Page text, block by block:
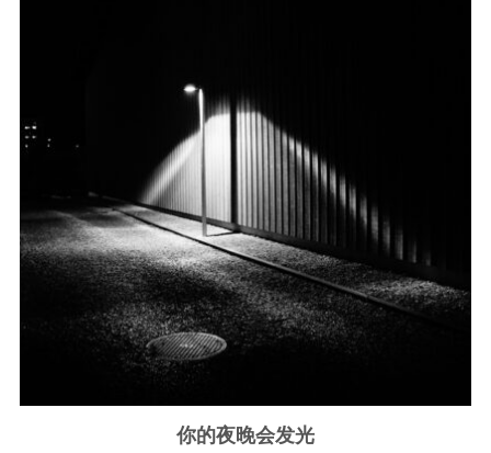
你的夜晚会发光